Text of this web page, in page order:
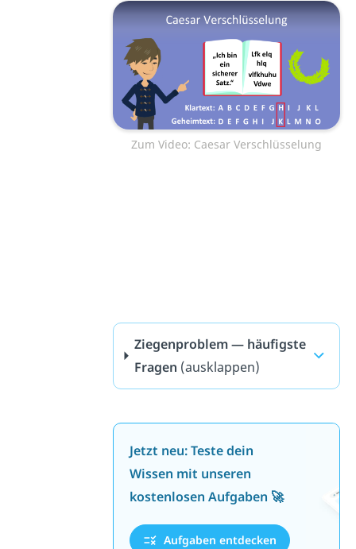
Zum Video: Caesar Verschlüsselung
Ziegenproblem — häufigste
Fragen (ausklappen)
Jetzt neu: Teste dein
Wissen mit unseren
kostenlosen Aufgaben 🚀
Aufgaben entdecken